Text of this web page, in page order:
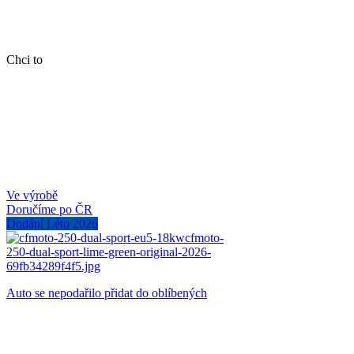
Chci to
Ve výrobě
Doručíme po ČR
Dodání Léto 2026
Auto se nepodařilo přidat do oblíbených